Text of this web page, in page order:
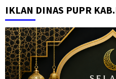
IKLAN DINAS PUPR